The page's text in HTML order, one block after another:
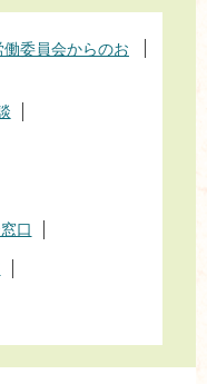
委員会からのお
口